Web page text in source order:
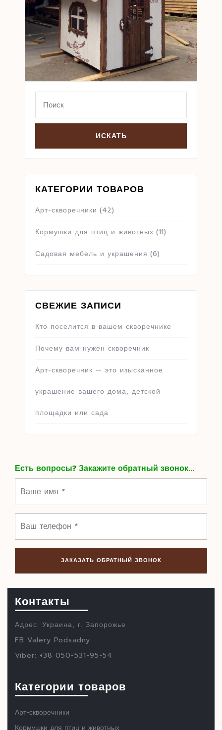
for:
КАТЕГОРИИ ТОВАРОВ
Арт-скворечники (42)
Кормушки для птиц и животных (11)
Садовая мебель и украшения (6)
СВЕЖИЕ ЗАПИСИ
Кто поселится в вашем скворечнике
Почему вам нужен скворечник
Арт-скворечник — это изысканное
украшение вашего дома, детской
площадки или сада
Есть вопросы? Закажите обратный звонок...
Контакты
Адрес: Украина, г. Запорожье
FB Valery Podsadny
Viber: +38 050-531-95-54
Категории товаров
Арт-скворечники
Кормушки для птиц и животных